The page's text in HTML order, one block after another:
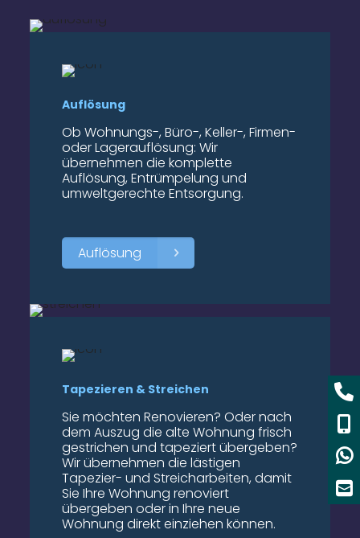
Auflösung
Ob Wohnungs-, Büro-, Keller-, Firmen-
oder Lagerauflösung: Wir
übernehmen die komplette
Auflösung, Entrümpelung und
umweltgerechte Entsorgung.
Auflösung
Tapezieren & Streichen
Sie möchten Renovieren? Oder nach
dem Auszug die alte Wohnung frisch
gestrichen und tapeziert übergeben?
Wir übernehmen die lästigen
Tapezier- und Streicharbeiten, damit
Sie Ihre Wohnung renoviert
übergeben oder in Ihre neue
Wohnung direkt einziehen können.